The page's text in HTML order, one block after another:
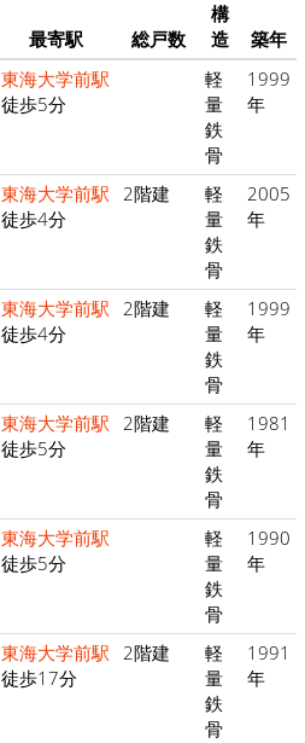
最寄駅 総戸数
構
造
築年
東海大学前駅
徒歩5分
軽
量
鉄
骨
1999
年
東海大学前駅
徒歩4分
2階建
軽
量
鉄
骨
2005
年
東海大学前駅
徒歩4分
2階建
軽
量
鉄
骨
1999
年
東海大学前駅
徒歩5分
2階建
軽
量
鉄
骨
1981
年
東海大学前駅
徒歩5分
軽
量
鉄
骨
1990
年
東海大学前駅
徒歩17分
2階建
軽
量
鉄
骨
1991
年